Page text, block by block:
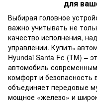
для
Выбирая головное
важно учитывать не
качество исполнения,
управлении. Купить
Hyundai Santa Fe (TM) –
автомобиль
комфорт и безопасность
объединяет передовые
мощное «железо» и